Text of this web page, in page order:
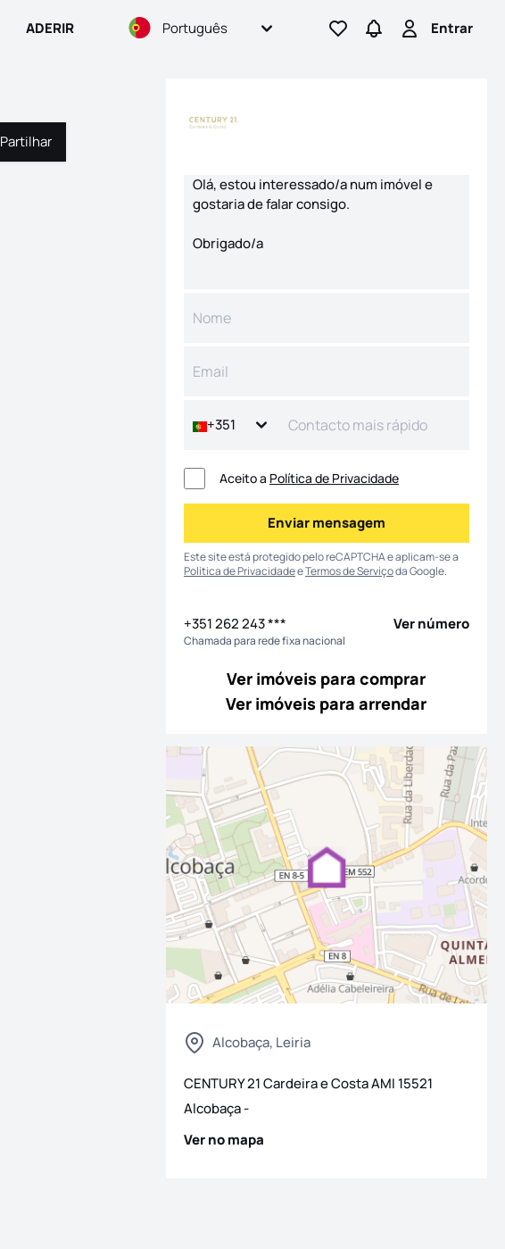
ADERIR Português Ir para os favoritos
Ir para pesquisas
Entrar
Entrar
Partilhar
Partilhar
+351
Aceito a Política de Privacidade
Enviar mensagem
Enviar mensagem
Este site está protegido pelo reCAPTCHA e aplicam-se a
Política de PrivacidadeeTermos de Serviçoda Google.
+351 262 243 *** Ver número
Chamada para rede fixa nacional
Ver imóveis para comprar
Ver imóveis para arrendar
Alcobaça, Leiria
CENTURY 21 Cardeira e CostaAMI 15521
Alcobaça-
Ver no mapa